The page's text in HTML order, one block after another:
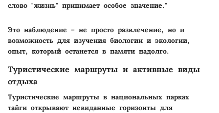
слово "жизнь" принимает особое значение."
Это наблюдение – не просто развлечение, но и
возможность для изучения биологии и экологии,
опыт, который останется в памяти надолго.
Туристические маршруты и активные виды
отдыха
Туристические маршруты в национальных парках
тайги открывают невиданные горизонты для